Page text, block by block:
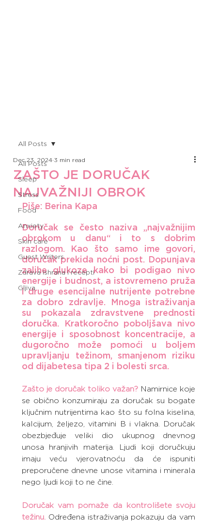
All Posts
Sleep
Stress
Food
Anxiety
Skin care
Guest Writers
Zdrava ishrana i recepti
Gljiva
All Posts
ZAŠTO JE DORUČAK
NAJVAŽNIJI OBROK
Dec 23, 2024 3 min read
Piše: Berina Kapa
Doručak se često naziva „najvažnijim
obrokom u danu“ i to s dobrim
razlogom. Kao što samo ime govori,
doručak prekida noćni post. Dopunjava
zalihe glukoze kako bi podigao nivo
energije i budnost, a istovremeno pruža
i druge esencijalne nutrijente potrebne
za dobro zdravlje. Mnoga istraživanja
su pokazala zdravstvene prednosti
doručka. Kratkoročno poboljšava nivo
energije i sposobnost koncentracije, a
dugoročno može pomoći u boljem
upravljanju težinom, smanjenom riziku
od dijabetesa tipa 2 i bolesti srca.
Zašto je doručak toliko važan? Namirnice koje
se obično konzumiraju za doručak su bogate
ključnim nutrijentima kao što su folna kiselina,
kalcijum, željezo, vitamini B i vlakna. Doručak
obezbjeđuje veliki dio ukupnog dnevnog
unosa hranjivih materija. Ljudi koji doručkuju
imaju veću vjerovatnoću da će ispuniti
preporučene dnevne unose vitamina i minerala
nego ljudi koji to ne čine.
Doručak vam pomaže da kontrolišete svoju
težinu. Određena istraživanja pokazuju da vam